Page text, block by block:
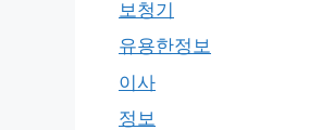
보청기
유용한정보
이사
정보